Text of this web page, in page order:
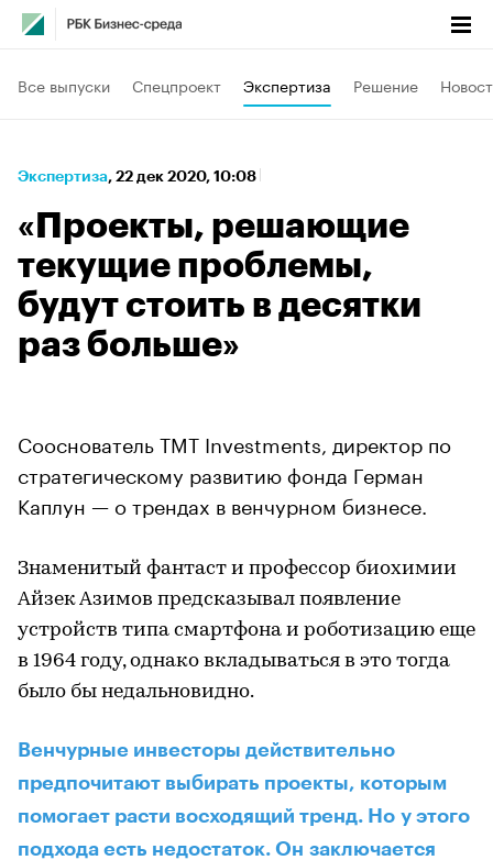
Все выпуски Спецпроект Экспертиза Решение
Экспертиза⁠, 22 дек 2020, 10:08
«Проекты, решающие
текущие проблемы,
будут стоить в десятки
раз больше»
Сооснователь TMT Investments, директор по
стратегическому развитию фонда Герман
Каплун — о трендах в венчурном бизнесе.
Знаменитый фантаст и профессор биохимии
Айзек Азимов предсказывал появление
устройств типа смартфона и роботизацию еще
в 1964 году, однако вкладываться в это тогда
было бы недальновидно.
Венчурные инвесторы действительно
предпочитают выбирать проекты, которым
помогает расти восходящий тренд. Но у этого
подхода есть недостаток. Он заключается